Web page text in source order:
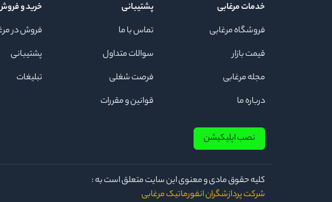
خدمات مرغابی
فروشگاه مرغابی
قیمت بازار
مجله مرغابی
درباره ما
پشتیبانی
تماس با ما
سوالات متداول
فرصت شغلی
قوانین و مقررات
خرید و
فروش در
پشتیبانی
تبلیغات
نصب اپلیکیشن
كلیه حقوق مادی و معنوی این سایت متعلق است به :
شرکت پردازشگران انفورماتیک مرغابی